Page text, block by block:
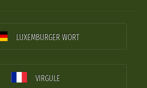
LUXEMBURGER WORT
VIRGULE